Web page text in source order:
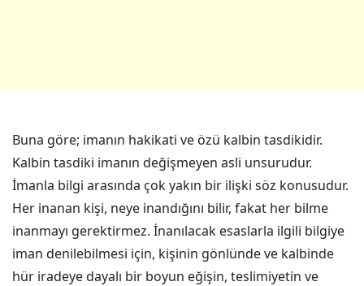
Buna göre; imanın hakikati ve özü kalbin tasdikidir.
Kalbin tasdiki imanın değişmeyen asli unsurudur.
İmanla bilgi arasında çok yakın bir ilişki söz konusudur.
Her inanan kişi, neye inandığını bilir, fakat her bilme
inanmayı gerektirmez. İnanılacak esaslarla ilgili bilgiye
iman denilebilmesi için, kişinin gönlünde ve kalbinde
hür iradeye dayalı bir boyun eğişin, teslimiyetin ve